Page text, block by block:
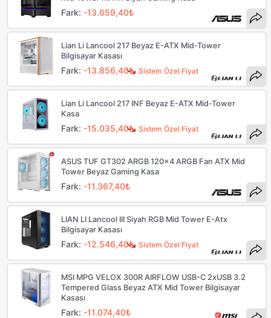
Fark: -13.659,40₺
Sistem Özel Fiyat
Lian Li Lancool 217 Beyaz E-ATX Mid-Tower
Bilgisayar Kasası
Fark: -13.856,40₺
Sistem Özel Fiyat
Lian Li Lancool 217 INF Beyaz E-ATX Mid-Tower
Kasa
Fark: -15.035,40₺
ASUS TUF GT302 ARGB 120x4 ARGB Fan ATX Mid
Tower Beyaz Gaming Kasa
Fark: -11.367,40₺
Sistem Özel Fiyat
LIAN LI Lancool III Siyah RGB Mid Tower E-Atx
Bilgisayar Kasası
Fark: -12.546,40₺
MSI MPG VELOX 300R AIRFLOW USB-C 2xUSB 3.2
Tempered Glass Beyaz ATX Mid Tower Bilgisayar
Kasası
Fark: -11.074,40₺